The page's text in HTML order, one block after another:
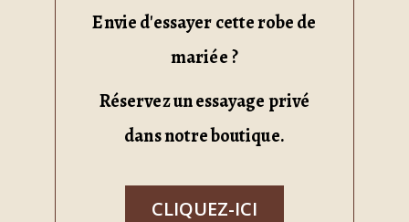
Envie d'essayer cette robe de
mariée ?
Réservez un essayage privé
dans notre boutique.
CLIQUEZ-ICI